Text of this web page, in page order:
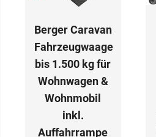
Berger Caravan
Fahrzeugwaage
bis 1.500 kg für
Wohnwagen &
Wohnmobil
inkl.
Auffahrrampe